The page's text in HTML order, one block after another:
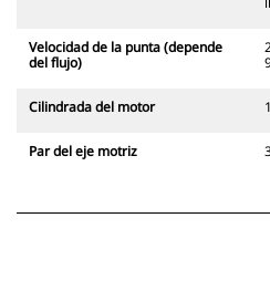
Velocidad de la punta (depende
del flujo)
Cilindrada del motor
Par del eje motriz